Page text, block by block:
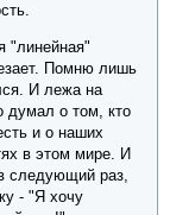
"линейная"
Помню лишь
И лежа на
думал о том, кто
и о наших
в этом мире. И
следующий раз,
- "Я хочу